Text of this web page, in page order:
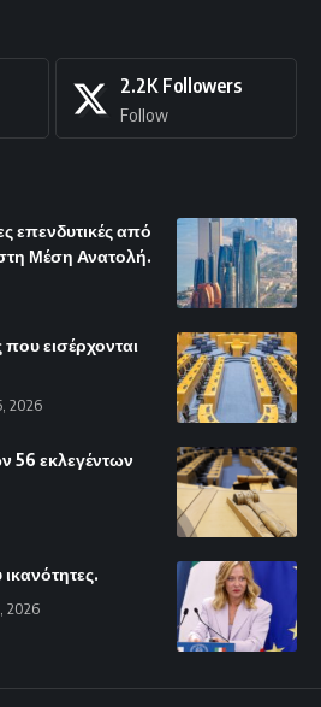
2.2K Followers
Follow
επενδυτικές από
Μέση Ανατολή.
που εισέρχονται
2026
56 εκλεγέντων
ικανότητες.
2026